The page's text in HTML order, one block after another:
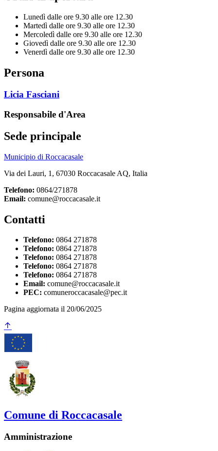
Lunedì dalle ore 9.30 alle ore 12.30
Martedì dalle ore 9.30 alle ore 12.30
Mercoledì dalle ore 9.30 alle ore 12.30
Giovedì dalle ore 9.30 alle ore 12.30
Venerdì dalle ore 9.30 alle ore 12.30
Persona
Licia Fasciani
Responsabile d'Area
Sede principale
Municipio di Roccacasale
Via dei Lauri, 1, 67030 Roccacasale AQ, Italia
Telefono: 0864/271878
Email: comune@roccacasale.it
Contatti
Telefono: 0864 271878
Telefono: 0864 271878
Telefono: 0864 271878
Telefono: 0864 271878
Telefono: 0864 271878
Email: comune@roccacasale.it
PEC: comuneroccacasale@pec.it
Pagina aggiornata il 20/06/2025
Comune di Roccacasale
Amministrazione